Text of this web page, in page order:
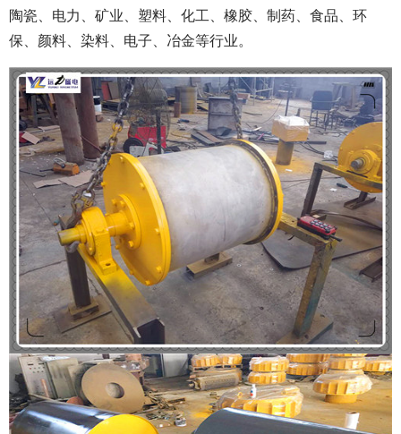
陶瓷、电力、矿业、塑料、化工、橡胶、制药、食品、环
保、颜料、染料、电子、冶金等行业。